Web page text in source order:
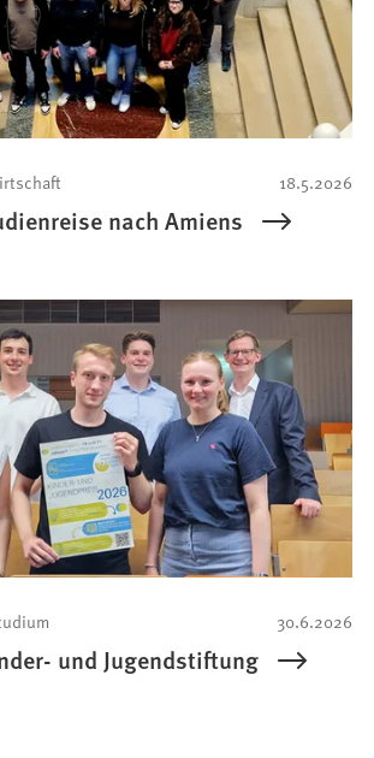
18.5.2026
nach Amiens
30.6.2026
und Jugendstiftung